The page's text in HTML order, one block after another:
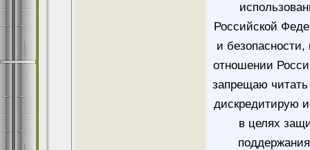
Российской
и безопасности,
отношении
запрещаю читать
дискредитирую
в целях